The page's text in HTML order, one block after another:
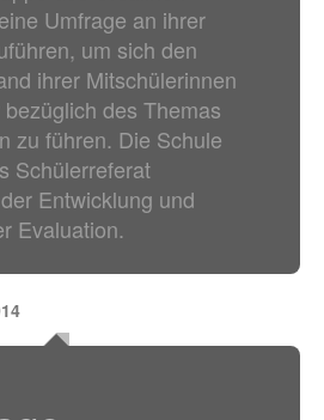
Umfrage an ihrer
um sich den
ihrer Mitschülerinnen
des Themas
zu führen. Die Schule
Schülerreferat
Entwicklung und
Evaluation.